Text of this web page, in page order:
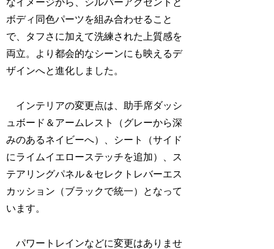
なイメージから、シルバーアクセントと
ボディ同色パーツを組み合わせること
で、タフさに加えて洗練された上質感を
両立。より都会的なシーンにも映えるデ
ザインへと進化しました。
インテリアの変更点は、助手席ダッシ
ュボード＆アームレスト（グレーから深
みのあるネイビーへ）、シート（サイド
にライムイエローステッチを追加）、ス
テアリングパネル＆セレクトレバーエス
カッション（ブラックで統一）となって
います。
パワートレインなどに変更はありませ